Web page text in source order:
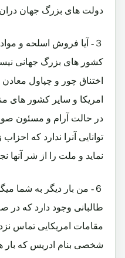
دولت های بزرگ جهان
３- آیا فروش اسلحه و
اختناق چور و چپاول
امریکا و سایر کشور های
توانایی آنرا ندارد که
نماید و ملت را از شر آنها
６- من بار دیگر به شما
طالبانی وجود دارد که در
مقامات امریکایی تماس
شخصی بنام ادریس که بار